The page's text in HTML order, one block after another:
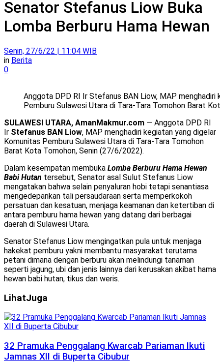
Senator Stefanus Liow Buka
Lomba Berburu Hama Hewan
Senin, 27/6/22 | 11:04 WIB
in Berita
0
Anggota DPD RI Ir Stefanus BAN Liow, MAP menghadiri
Pemburu Sulawesi Utara di Tara-Tara Tomohon Barat
SULAWESI UTARA, AmanMakmur.com — Anggota DPD RI
Ir Stefanus BAN Liow, MAP menghadiri kegiatan yang digelar
Komunitas Pemburu Sulawesi Utara di Tara-Tara Tomohon
Barat Kota Tomohon, Senin (27/6/2022).
Dalam kesempatan membuka Lomba Berburu Hama Hewan
Babi Hutan tersebut, Senator asal Sulut Stefanus Liow
mengatakan bahwa selain penyaluran hobi tetapi senantiasa
mengedepankan tali persaudaraan serta memperkokoh
persatuan dan kesatuan, menjaga keamanan dan ketertiban di
antara pemburu hama hewan yang datang dari berbagai
daerah di Sulawesi Utara.
Senator Stefanus Liow mengingatkan pula untuk menjaga
hakekat pemburu yakni membantu masyarakat terutama
petani dimana dengan berburu akan melindungi tanaman
seperti jagung, ubi dan jenis lainnya dari kerusakan akibat hama
hewan babi hutan, tikus dan weris.
LihatJuga
32 Pramuka Penggalang Kwarcab Pariaman Ikuti
Jamnas XII di Buperta Cibubur